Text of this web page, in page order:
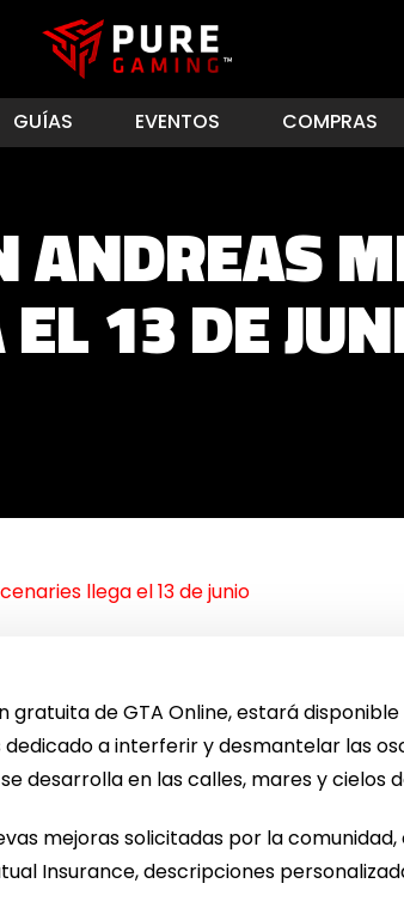
GUÍAS EVENTOS COMPRAS
ANDREAS
13 DE
llega el 13 de junio
de GTA Online, estará disponible
a interferir y desmantelar las
desarrolla en las calles, mares y cielos
mejoras solicitadas por la
Insurance, descripciones